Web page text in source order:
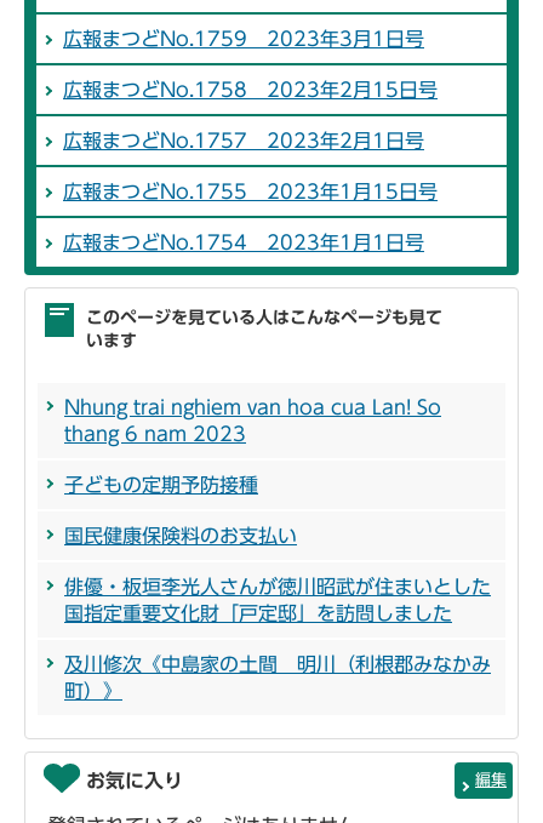
広報まつどNo.1759 2023年3月1日号
広報まつどNo.1758 2023年2月15日号
広報まつどNo.1757 2023年2月1日号
広報まつどNo.1755 2023年1月15日号
広報まつどNo.1754 2023年1月1日号
このページを見ている人はこんなページも見て
います
Nhung trai nghiem van hoa cua Lan! So
thang 6 nam 2023
子どもの定期予防接種
国民健康保険料のお支払い
俳優・板垣李光人さんが徳川昭武が住まいとした
国指定重要文化財「戸定邸」を訪問しました
及川修次《中島家の土間 明川（利根郡みなかみ
町）》
お気に入り 編集